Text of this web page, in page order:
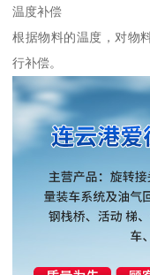
温度补偿
根据物料的温度，对物
行补偿。